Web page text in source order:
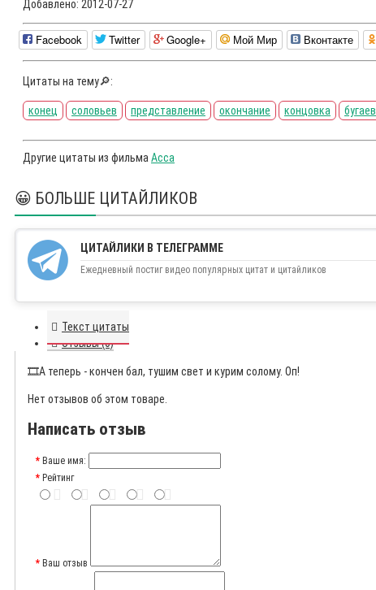
Добавлено: 2012-07-27
Facebook Twitter Google+ Мой Мир Вконтакте
Цитаты на тему🔎:
конец соловьев представление окончание концовка бугаев
Другие цитаты из фильма Асса
😀 БОЛЬШЕ ЦИТАЙЛИКОВ
ЦИТАЙЛИКИ В ТЕЛЕГРАММЕ
Ежедневный постиг видео популярных цитат и цитайликов
Текст цитаты
Отзывы (0)
🎞️А теперь - кончен бал, тушим свет и курим солому. Оп!
Нет отзывов об этом товаре.
Написать отзыв
Ваше имя:
Рейтинг
Ваш отзыв